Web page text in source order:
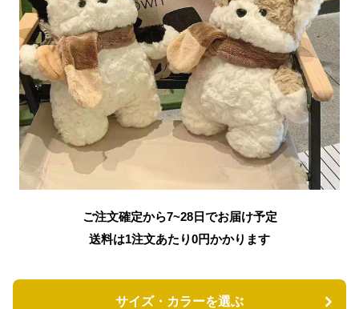
ご注文確定から7~28日でお届け予定
送料は1注文あたり0円かかります
サイズ・カラーを選ぶ